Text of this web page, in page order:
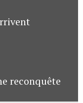
reconquête